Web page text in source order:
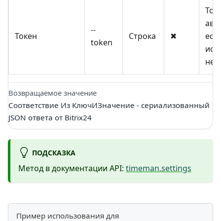
Токен
--
token
Строка ✖
не
Возвращаемое значение
Соответствие Из КлючИЗначение - сериализованный
JSON ответа от Bitrix24
ПОДСКАЗКА
Метод в документации API: timeman.settings
Пример использования для